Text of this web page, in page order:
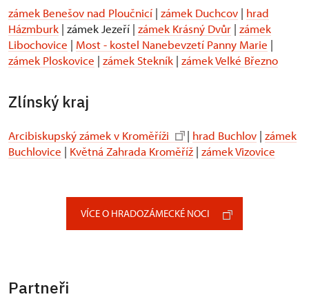
zámek Benešov nad Ploučnicí | zámek Duchcov | hrad
Házmburk | zámek Jezeří | zámek Krásný Dvůr | zámek
Libochovice | Most - kostel Nanebevzetí Panny Marie |
zámek Ploskovice | zámek Stekník | zámek Velké Březno
Zlínský kraj
Arcibiskupský zámek v Kroměříži | hrad Buchlov | zámek
Buchlovice | Květná Zahrada Kroměříž | zámek Vizovice
VÍCE O HRADOZÁMECKÉ NOCI
Partneři